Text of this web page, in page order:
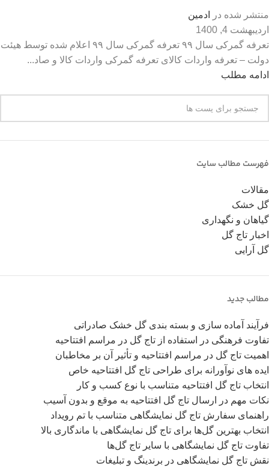
منتشر شده در
ادمین
اردیبهشت 4, 1400
تعرفه‌ گمرکی سال ۹۹ تعرفه گمرکی سال ۹۹ اعلام شده توسط هیئت
دولت – تعرفه واردات کالای تعرفه گمرکی واردات کالا و صاد...
ادامه مطلب
فهرست مطالب سایت
مقالات
گل خشک
گیاهان و نگهداری
اخبار تاج گل
گل آرایی
مطالب جدید
فرآیند آماده سازی و بسته بندی گل خشک صادراتی
تفاوت‌ فرهنگی در استفاده از تاج گل در مراسم افتتاحیه
اهمیت تاج گل در مراسم افتتاحیه و تأثیر آن بر مخاطبان
ایده های نوآورانه برای طراحی تاج گل افتتاحیه خاص
انتخاب تاج گل افتتاحیه متناسب با نوع کسب و کار
نکات مهم در ارسال تاج گل افتتاحیه به موقع و بدون آسیب
راهنمای سفارش تاج گل نمایشگاهی متناسب با تم رویداد
انتخاب بهترین گل‌ها برای تاج گل‌ نمایشگاهی با ماندگاری بالا
تفاوت‌ تاج گل‌ نمایشگاهی با سایر تاج گل‌ها
نقش تاج گل‌ نمایشگاهی در برندینگ و تبلیغات